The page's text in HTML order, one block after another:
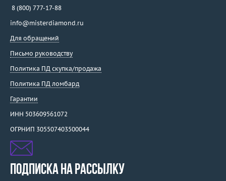
8 (800) 777-17-88
info@misterdiamond.ru
Для обращений
Письмо руководству
Политика ПД скупка/продажа
Политика ПД ломбард
Гарантии
ИНН 503609561072
ОГРНИП 305507403500044
ПОДПИСКА НА РАССЫЛКУ